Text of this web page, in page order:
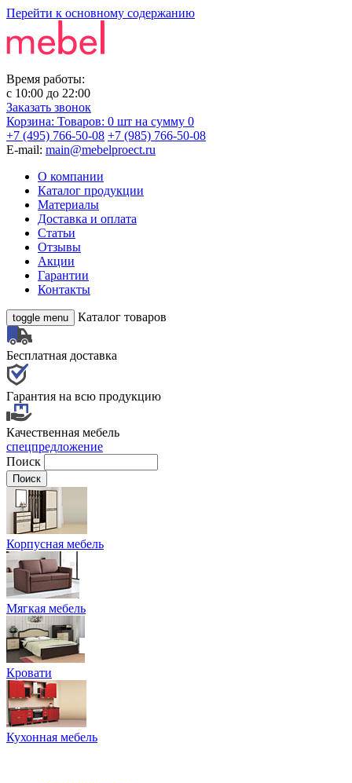
Перейти к основному содержанию
Время работы:
с 10:00 до 22:00
Заказать звонок
Корзина: Товаров: 0 шт на сумму 0
+7 (495) 766-50-08 +7 (985) 766-50-08
E-mail: main@mebelproect.ru
О компании
Каталог продукции
Материалы
Доставка и оплата
Статьи
Отзывы
Акции
Гарантии
Контакты
toggle menu Каталог товаров
Бесплатная доставка
Гарантия на всю продукцию
Качественная мебель
спецпредложение
Поиск
Корпусная мебель
Мягкая мебель
Кровати
Кухонная мебель